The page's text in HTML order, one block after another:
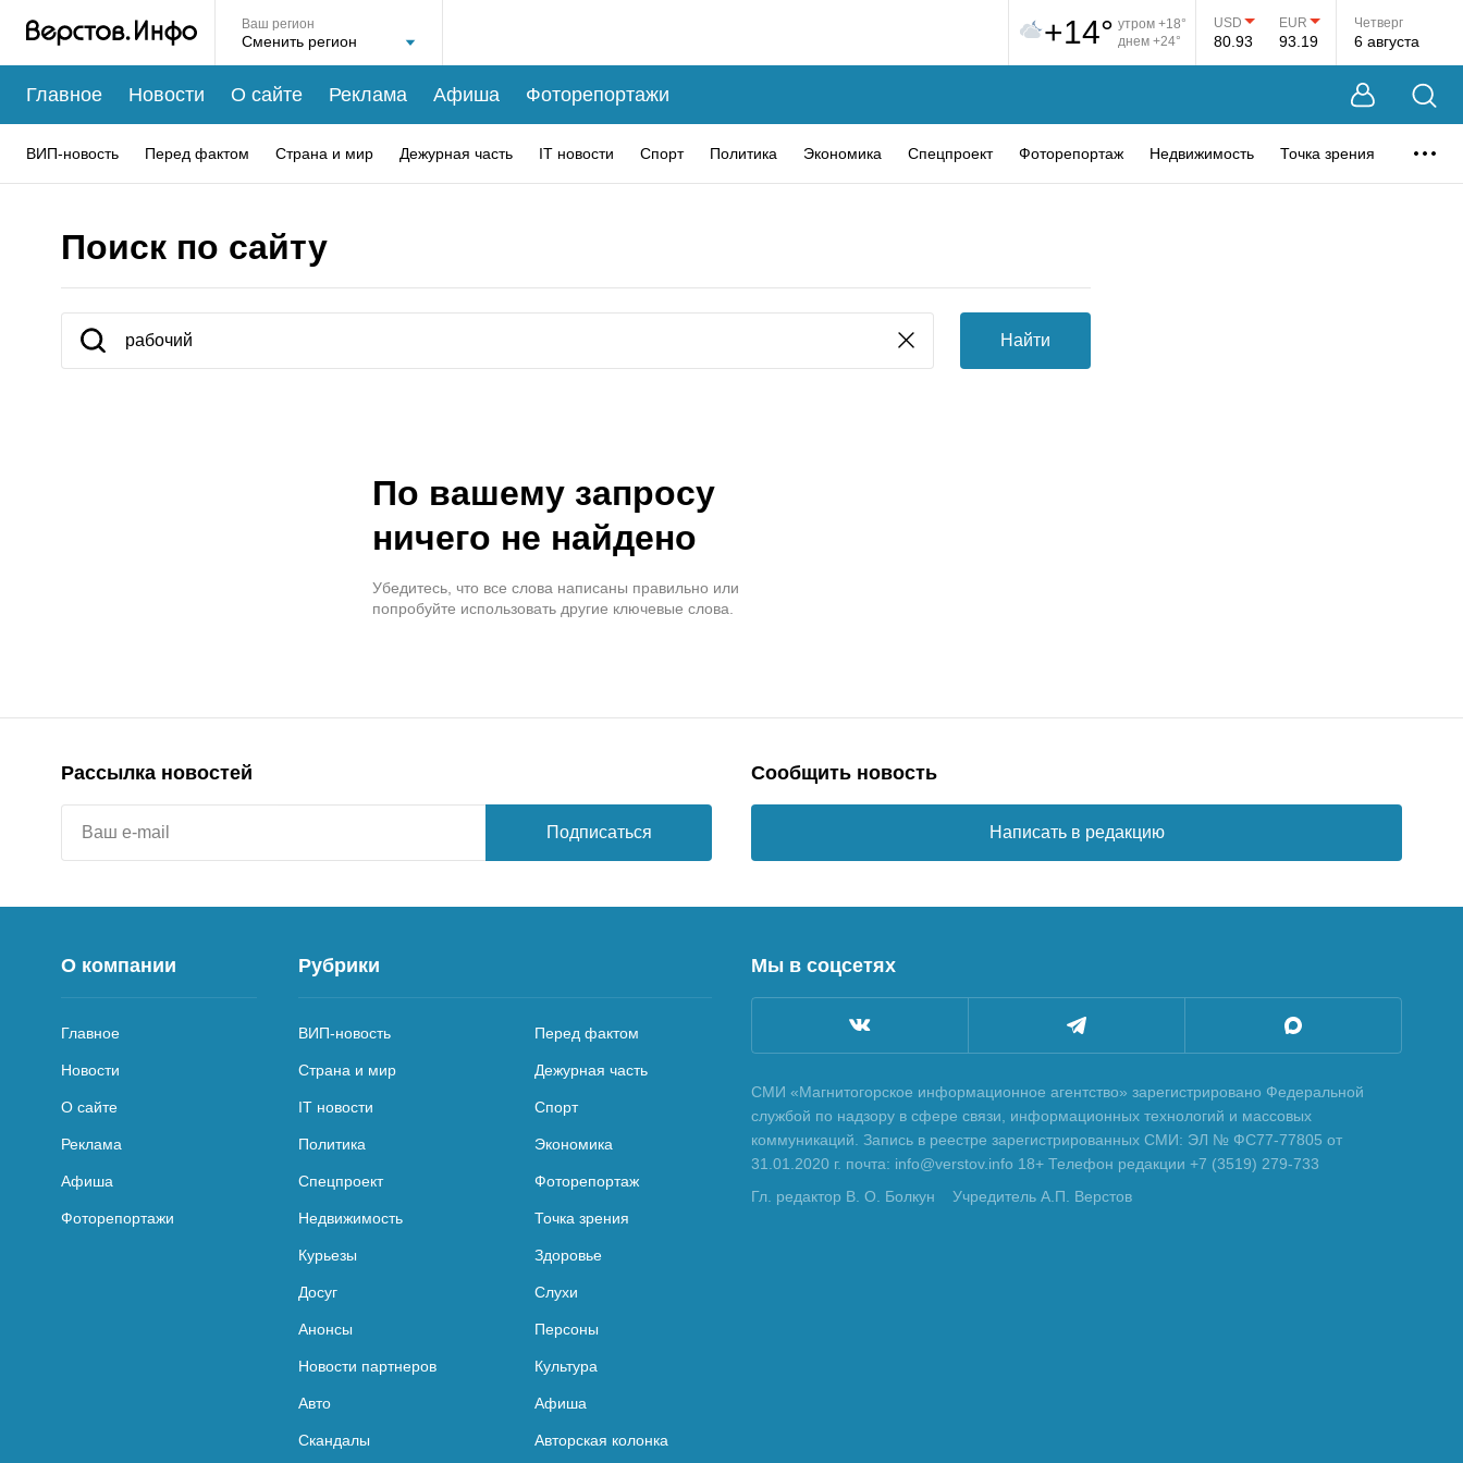
Ваш регион +14° утром +18°
днем +24°
USD
80.93
EUR
93.19
Четверг
6 августа
Главное Новости О сайте Реклама Афиша Фоторепортажи
ВИП-новость Перед фактом Страна и мир Дежурная часть IT новости Спорт Политика Экономика Спецпроект Фоторепортаж Недвижимость Точка зрения
Поиск по сайту
Найти
По вашему запросу
ничего не найдено
Убедитесь, что все слова написаны правильно или
попробуйте использовать другие ключевые слова.
Рассылка новостей
Подписаться
Сообщить новость
Написать в редакцию
О компании
Главное
Новости
О сайте
Реклама
Афиша
Фоторепортажи
Рубрики
ВИП-новость Перед фактом
Страна и мир Дежурная часть
IT новости Спорт
Политика Экономика
Спецпроект Фоторепортаж
Недвижимость Точка зрения
Курьезы Здоровье
Досуг Слухи
Анонсы Персоны
Новости партнеров Культура
Авто Афиша
Скандалы Авторская колонка
Мы в соцсетях
СМИ «Магнитогорское информационное агентство» зарегистрировано Федеральной
службой по надзору в сфере связи, информационных технологий и массовых
коммуникаций. Запись в реестре зарегистрированных СМИ: ЭЛ № ФС77-77805 от
31.01.2020 г. почта: info@verstov.info 18+ Телефон редакции +7 (3519) 279-733
Гл. редактор В. О. Болкун
Учредитель А.П. Верстов